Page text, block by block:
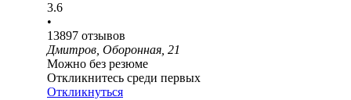
3.6
•
13897 отзывов
Дмитров, Оборонная, 21
Можно без резюме
Откликнитесь среди первых
Откликнуться